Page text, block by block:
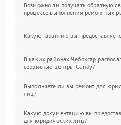
Возможно ли получать обратную
процессе выполнения ремонтных
Какую гарантию вы
В каких районах Чебоксар
сервисные центры Candy?
Выполняете ли вы ремонт для
лиц?
Какую документацию вы
для юридических лиц?